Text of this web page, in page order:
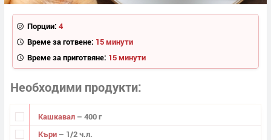
Порции: 4
Време за готвене: 15 минути
Време за приготвяне: 15 минути
Необходими продукти
Кашкавал – 400 г
Къри – 1/2 ч.л.